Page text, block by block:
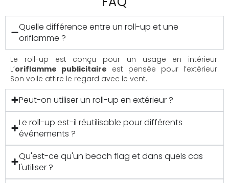
Quelle différence entre un roll-up et une
oriflamme ?
Le roll-up est conçu pour un usage en intérieur.
L’oriflamme publicitaire est pensée pour l’extérieur.
Son voile attire le regard avec le vent.
Peut-on utiliser un roll-up en extérieur ?
Le roll-up est-il réutilisable pour différents
événements ?
Qu'est-ce qu'un beach flag et dans quels cas
l'utiliser ?